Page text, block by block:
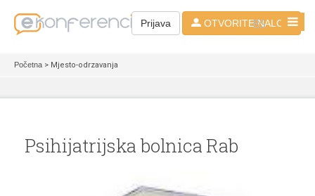
Prijava OTVORITE NALOG
BS
Početna > Mjesto-odrzavanja
Psihijatrijska bolnica Rab